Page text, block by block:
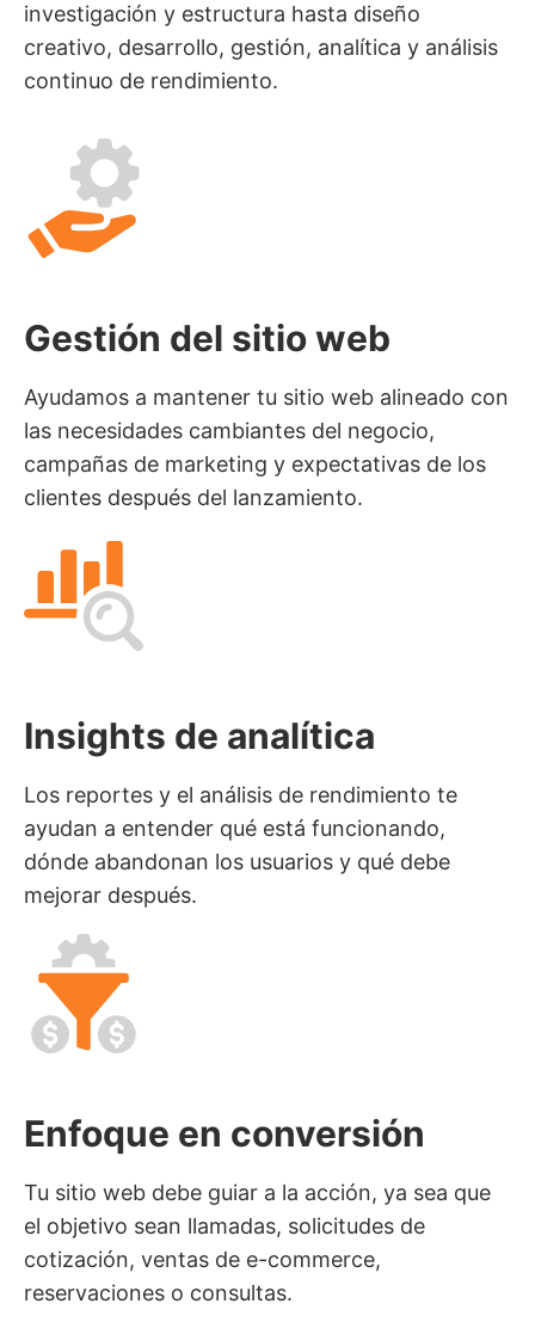
investigación y estructura hasta diseño
creativo, desarrollo, gestión, analítica y análisis
continuo de rendimiento.
Gestión del sitio web
Ayudamos a mantener tu sitio web alineado con
las necesidades cambiantes del negocio,
campañas de marketing y expectativas de los
clientes después del lanzamiento.
Insights de analítica
Los reportes y el análisis de rendimiento te
ayudan a entender qué está funcionando,
dónde abandonan los usuarios y qué debe
mejorar después.
Enfoque en conversión
Tu sitio web debe guiar a la acción, ya sea que
el objetivo sean llamadas, solicitudes de
cotización, ventas de e-commerce,
reservaciones o consultas.